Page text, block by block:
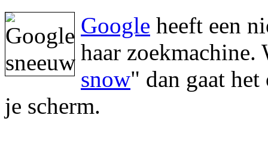
Google heeft een
haar zoekmachine.
snow" dan gaat
je scherm.